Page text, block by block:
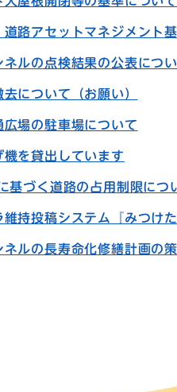
道路アセットマネジメント
ルの点検結果の公表につ
について（お願い）
広場の駐車場について
を貸出しています
基づく道路の占用制限につ
維持投稿システム『みつけ
ルの長寿命化修繕計画の